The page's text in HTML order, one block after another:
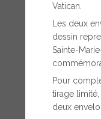
Vatican.
Les deux
dessin
Sainte-
Pour
tirage
deux